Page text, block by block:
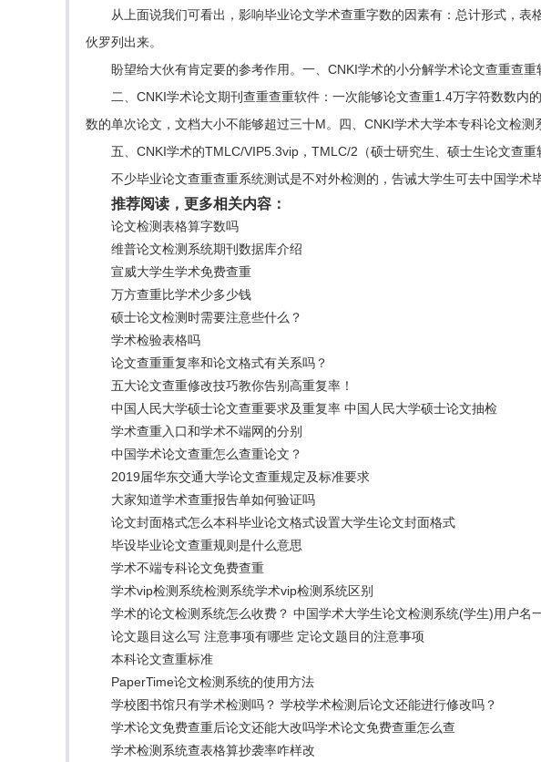
从上面说我们可看出，影响毕业论文学术查重字数的因素有：总计形式，
伙罗列出来。
盼望给大伙有肯定要的参考作用。一、CNKI学术的小分解学术论文查重查
二、CNKI学术论文期刊查重查重软件：一次能够论文查重1.4万字符数数
数的单次论文，文档大小不能够超过三十M。四、CNKI学术大学本专科论文检
五、CNKI学术的TMLC/VIP5.3vip，TMLC/2（硕士研究生、硕士生论文查
不少毕业论文查重查重系统测试是不对外检测的，告诫大学生可去中国学
推荐阅读，更多相关内容：
论文检测表格算字数吗
维普论文检测系统期刊数据库介绍
宣威大学生学术免费查重
万方查重比学术少多少钱
硕士论文检测时需要注意些什么？
学术检验表格吗
论文查重重复率和论文格式有关系吗？
五大论文查重修改技巧教你告别高重复率！
中国人民大学硕士论文查重要求及重复率 中国人民大学硕士论文抽检
学术查重入口和学术不端网的分别
中国学术论文查重怎么查重论文？
2019届华东交通大学论文查重规定及标准要求
大家知道学术查重报告单如何验证吗
论文封面格式怎么本科毕业论文格式设置大学生论文封面格式
毕设毕业论文查重规则是什么意思
学术不端专科论文免费查重
学术vip检测系统检测系统学术vip检测系统区别
学术的论文检测系统怎么收费？ 中国学术大学生论文检测系统(学生)用户名
论文题目这么写 注意事项有哪些 定论文题目的注意事项
本科论文查重标准
PaperTime论文检测系统的使用方法
学校图书馆只有学术检测吗？ 学校学术检测后论文还能进行修改吗？
学术论文免费查重后论文还能大改吗学术论文免费查重怎么查
学术检测系统查表格算抄袭率咋样改